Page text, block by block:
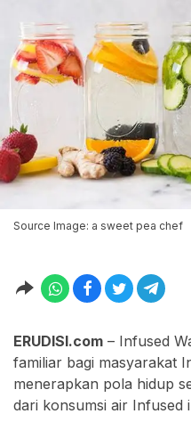
Source Image: a sweet pea chef
ERUDISI.com – Infused
familiar bagi masyarakat
menerapkan pola hidup
dari konsumsi air Infused